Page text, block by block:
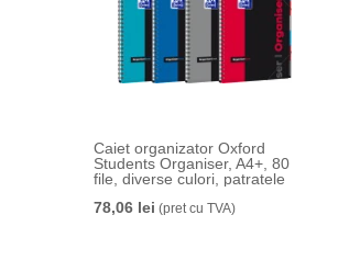
Caiet organizator Oxford
Students Organiser, A4+, 80
file, diverse culori, patratele
78,06 lei (pret cu TVA)